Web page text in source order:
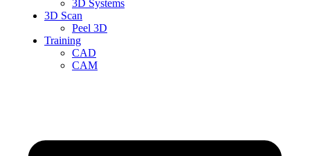
3D Systems
3D Scan
Peel 3D
Training
CAD
CAM